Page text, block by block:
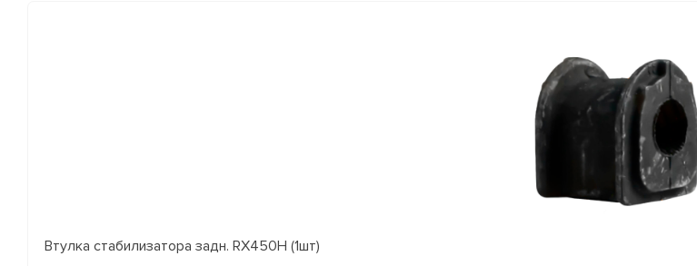
Втулка стабилизатора задн. RX450H (1шт)